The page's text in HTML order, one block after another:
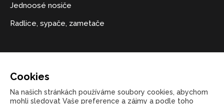
Jednoosé nosiče
Radlice, sypače, zametače
Cookies
Na našich stránkách používáme soubory cookies, abychom
mohli sledovat Vaše preference a zájmy a podle toho